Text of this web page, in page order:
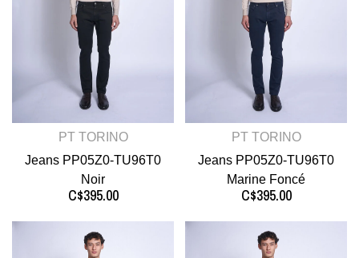
PT TORINO
Jeans PP05Z0-TU96T0
Noir
C$395.00
PT TORINO
Jeans PP05Z0-TU96T0
Marine Foncé
C$395.00